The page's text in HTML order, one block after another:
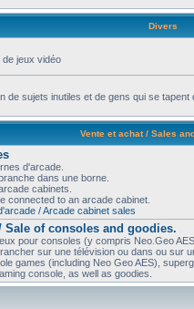
Divers
de jeux vidéo
de sujets inutiles et de gens qui se
Vente et achat / Sales
d'arcade.
dans une borne.
cabinets.
connected to an arcade cabinet.
/ Arcade cabinet sales
Sale of consoles and goodies.
pour consoles (y compris Neo.Geo
sur une télévision ou dans ou sur
games (including Neo Geo AES),
console, as well as goodies.